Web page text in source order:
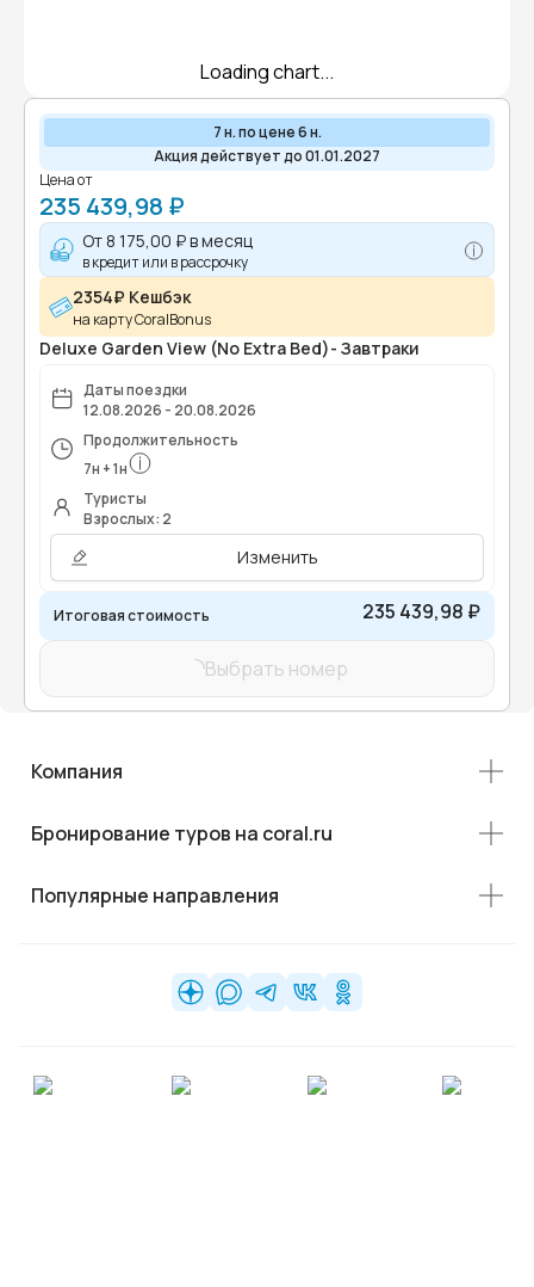
Loading chart...
7 н. по цене 6 н.
Акция действует до 01.01.2027
Цена от
235 439,98 ₽
От 8 175,00 ₽в месяц
в кредит или в рассрочку
2354₽ Кешбэк
на карту CoralBonus
Deluxe Garden View (No Extra Bed)- Завтраки
Даты поездки
12.08.2026 - 20.08.2026
Продолжительность
7н +1н
Туристы
Взрослых: 2
Изменить
Итоговая стоимость 235 439,98 ₽
Выбрать номер
Компания
Бронирование туров на coral.ru
Популярные направления